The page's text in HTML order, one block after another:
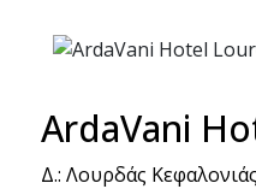
ArdaVani
Δ.: Λουρδάς Κεφαλονιάς